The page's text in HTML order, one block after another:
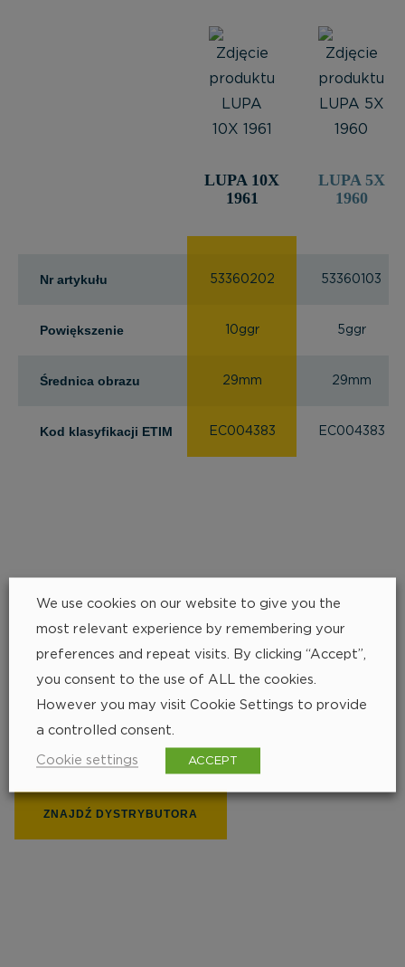
Nr artykułu
Powiększenie
Średnica obrazu
Kod klasyfikacji ETIM
LUPA 10X
1961
53360202
10ggr
29mm
EC004383
LUPA 5X
1960
53360103
5ggr
29mm
EC004383
Znajdź najbliższego
dystrybutora
ZNAJDŹ DYSTRYBUTORA
We use cookies on our website to give you the
most relevant experience by remembering your
preferences and repeat visits. By clicking “Accept”,
you consent to the use of ALL the cookies.
However you may visit Cookie Settings to provide
a controlled consent.
Cookie settings ACCEPT